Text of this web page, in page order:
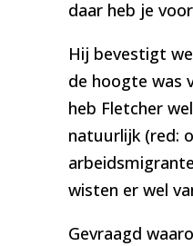
daar heb je
Hij bevestigt
de hoogte was
heb Fletcher
natuurlijk (red:
wisten er wel
Gevraagd